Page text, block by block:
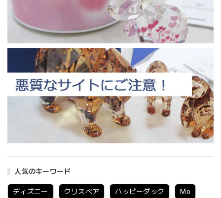
人気のキーワード
ディズニー クリスベア ハッピーダック Mo